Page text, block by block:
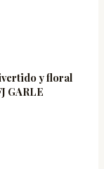
y floral
GARLE